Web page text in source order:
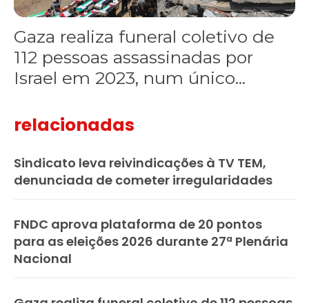
Gaza realiza funeral coletivo de
112 pessoas assassinadas por
Israel em 2023, num único...
relacionadas
Sindicato leva reivindicações à TV TEM,
denunciada de cometer irregularidades
FNDC aprova plataforma de 20 pontos
para as eleições 2026 durante 27ª Plenária
Nacional